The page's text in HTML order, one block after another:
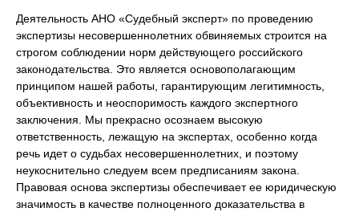
Деятельность АНО «Судебный эксперт» по проведению
экспертизы несовершеннолетних обвиняемых строится на
строгом соблюдении норм действующего российского
законодательства. Это является основополагающим
принципом нашей работы, гарантирующим легитимность,
объективность и неоспоримость каждого экспертного
заключения. Мы прекрасно осознаем высокую
ответственность, лежащую на экспертах, особенно когда
речь идет о судьбах несовершеннолетних, и поэтому
неукоснительно следуем всем предписаниям закона.
Правовая основа экспертизы обеспечивает ее юридическую
значимость в качестве полноценного доказательства в